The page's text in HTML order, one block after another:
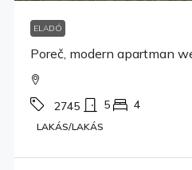
ELADÓ
Poreč, modern apartman
2745 5 4
LAKÁS/LAKÁS